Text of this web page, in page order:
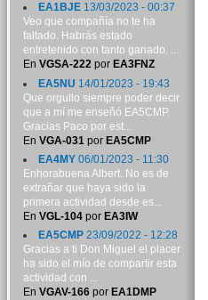
EA1BJE13/03/2023 - 00:37
Veo que compañía no te ha
faltado. Habrás estado
entretenido con tanto ganado. ...
En VGSA-222por EA3FNZ
EA5NU 14/01/2023 - 19:43
Que orgullo siempre poder decir
que a mí me enseñó EA5CMP.
Gracias Paco por est...
En VGA-031 por EA5CMP
EA4MY06/01/2023 - 11:30
Enhorabuena Albert. No es de
extrañar que haya sido la
primera actividad desde es...
En VGL-104por EA3IW
EA5CMP23/09/2022 - 12:28
Gracias a ti Don Miguel el placer
ha sido el mío de compartir esta
actividad con ...
En VGAV-166por EA1DMP